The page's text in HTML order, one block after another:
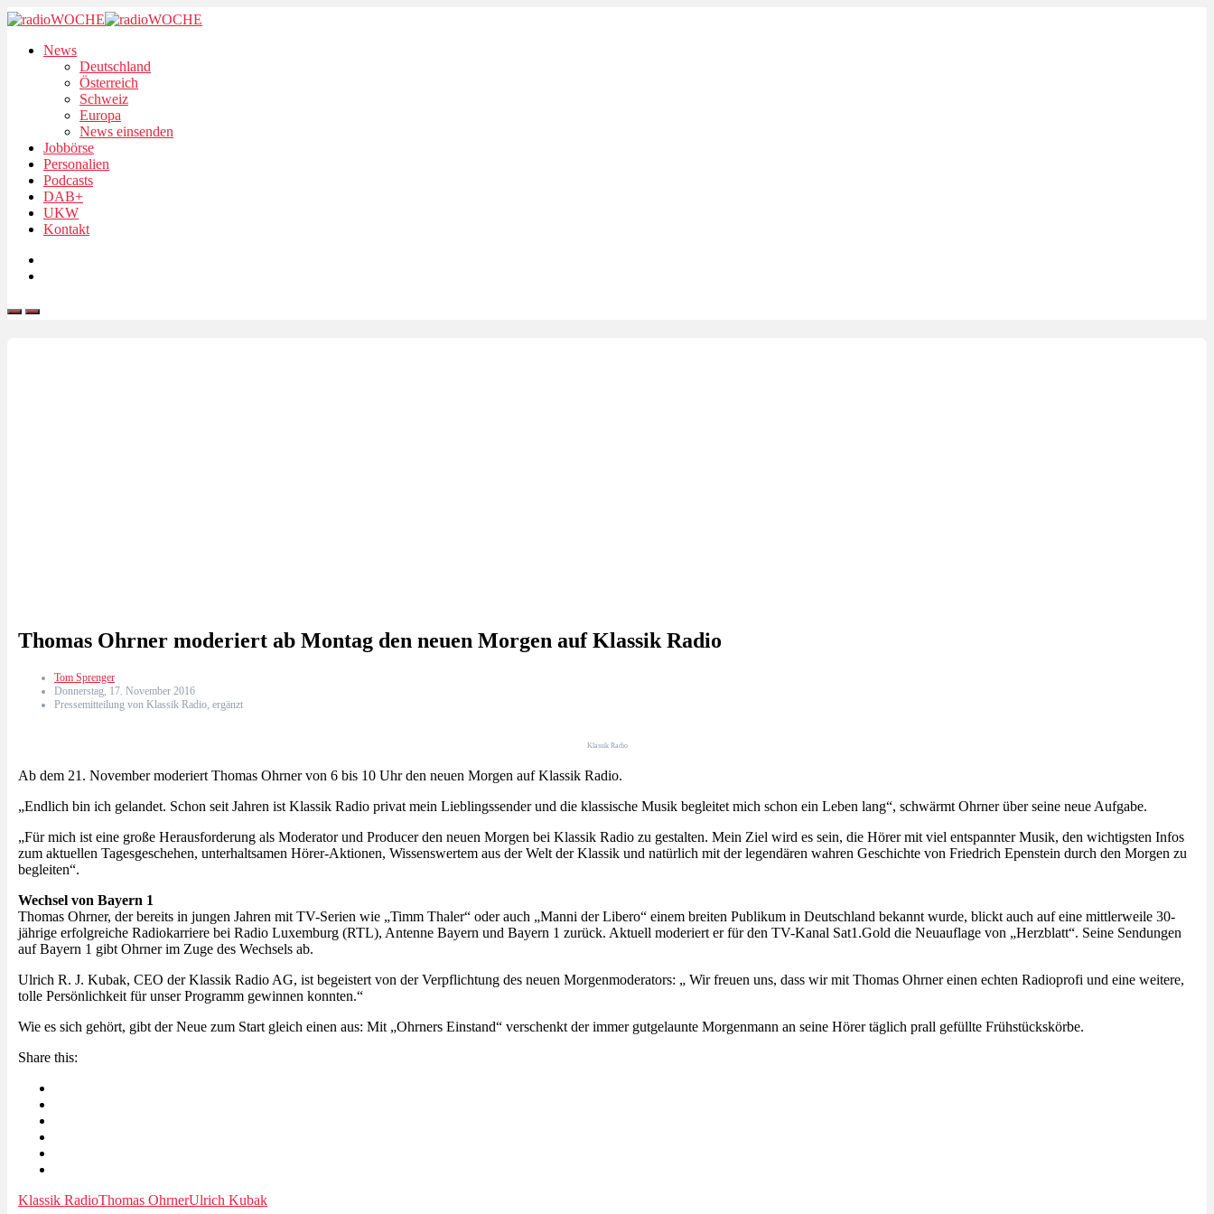
News
Deutschland
Österreich
Schweiz
Europa
News einsenden
Jobbörse
Personalien
Podcasts
DAB+
UKW
Kontakt
Thomas Ohrner moderiert ab Montag den neuen Morgen auf Klassik Radio
Tom Sprenger
Donnerstag, 17. November 2016
Pressemitteilung von Klassik Radio, ergänzt
Klassik Radio
Ab dem 21. November moderiert Thomas Ohrner von 6 bis 10 Uhr den neuen Morgen auf Klassik Radio.
„Endlich bin ich gelandet. Schon seit Jahren ist Klassik Radio privat mein Lieblingssender und die klassische Musik begleitet mich schon ein Leben lang“, schwärmt Ohrner über seine neue Aufgabe.
„Für mich ist eine große Herausforderung als Moderator und Producer den neuen Morgen bei Klassik Radio zu gestalten. Mein Ziel wird es sein, die Hörer mit viel entspannter Musik, den wichtigsten Infos
zum aktuellen Tagesgeschehen, unterhaltsamen Hörer-Aktionen, Wissenswertem aus der Welt der Klassik und natürlich mit der legendären wahren Geschichte von Friedrich Epenstein durch den Morgen zu
begleiten“.
Wechsel von Bayern 1
Thomas Ohrner, der bereits in jungen Jahren mit TV-Serien wie „Timm Thaler“ oder auch „Manni der Libero“ einem breiten Publikum in Deutschland bekannt wurde, blickt auch auf eine mittlerweile 30-
jährige erfolgreiche Radiokarriere bei Radio Luxemburg (RTL), Antenne Bayern und Bayern 1 zurück. Aktuell moderiert er für den TV-Kanal Sat1.Gold die Neuauflage von „Herzblatt“. Seine Sendungen
auf Bayern 1 gibt Ohrner im Zuge des Wechsels ab.
Ulrich R. J. Kubak, CEO der Klassik Radio AG, ist begeistert von der Verpflichtung des neuen Morgenmoderators: „ Wir freuen uns, dass wir mit Thomas Ohrner einen echten Radioprofi und eine weitere,
tolle Persönlichkeit für unser Programm gewinnen konnten.“
Wie es sich gehört, gibt der Neue zum Start gleich einen aus: Mit „Ohrners Einstand“ verschenkt der immer gutgelaunte Morgenmann an seine Hörer täglich prall gefüllte Frühstückskörbe.
Share this:
Klassik RadioThomas OhrnerUlrich Kubak